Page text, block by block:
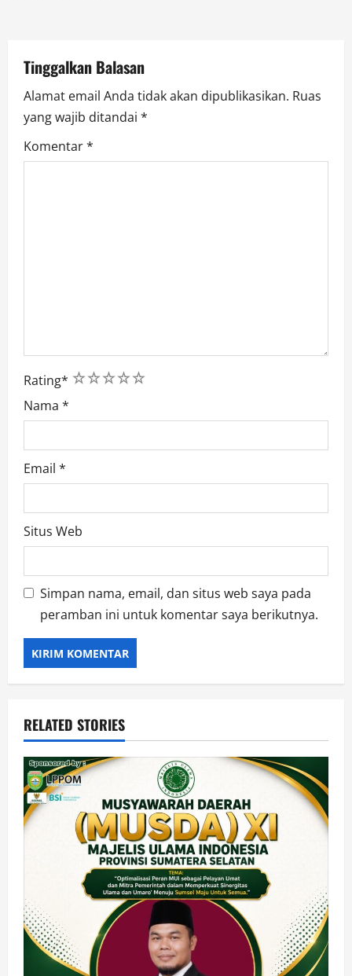
o
n
Tinggalkan Balasan
Alamat email Anda tidak akan dipublikasikan. Ruas
yang wajib ditandai *
Komentar*
Rating* 5
4
3
2
1
Nama *
Email *
Situs Web
Simpan nama, email, dan situs web saya pada
peramban ini untuk komentar saya berikutnya.
RELATED STORIES